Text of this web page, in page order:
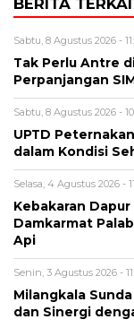
BERITA
Sabtu, 8 Agustus 2026 -
Tak Perlu Antre
Perpanjangan
Sabtu, 8 Agustus 2026 -
UPTD
dalam Kondisi
Selasa, 4 Agustus 2026 -
Kebakaran
Damkarmat
Api
Senin, 3 Agustus 2026 -
Milangkala
dan Sinergi